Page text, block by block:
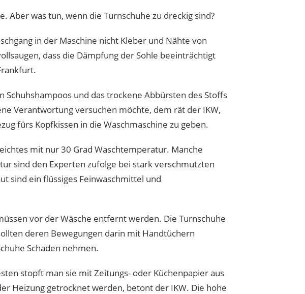
Aber was tun, wenn die Turnschuhe zu dreckig sind?
in der Maschine nicht Kleber und Nähte von
dass die Dämpfung der Sohle beeinträchtigt
und das trockene Abbürsten des Stoffs
Verantwortung versuchen möchte, dem rät der IKW,
fürs Kopfkissen in die Waschmaschine zu geben.
mit nur 30 Grad Waschtemperatur. Manche
sind den Experten zufolge bei stark verschmutzten
sind ein flüssiges Feinwaschmittel und
vor der Wäsche entfernt werden. Die Turnschuhe
deren Bewegungen darin mit Handtüchern
Schaden nehmen.
stopft man sie mit Zeitungs- oder Küchenpapier aus
Heizung getrocknet werden, betont der IKW. Die hohe